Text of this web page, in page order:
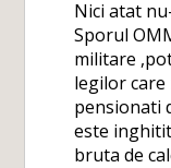
Nici atat
Sporul
militare
legilor care
pensionati
este
bruta de